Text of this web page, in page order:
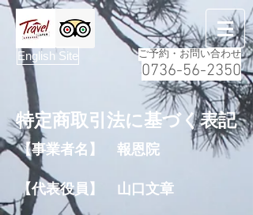
English Site ご予約・お問い合わせ
0736-56-2350
​特定商取引法に基づく表記
【事業者名】 報恩院
【代表役員】 山口文章